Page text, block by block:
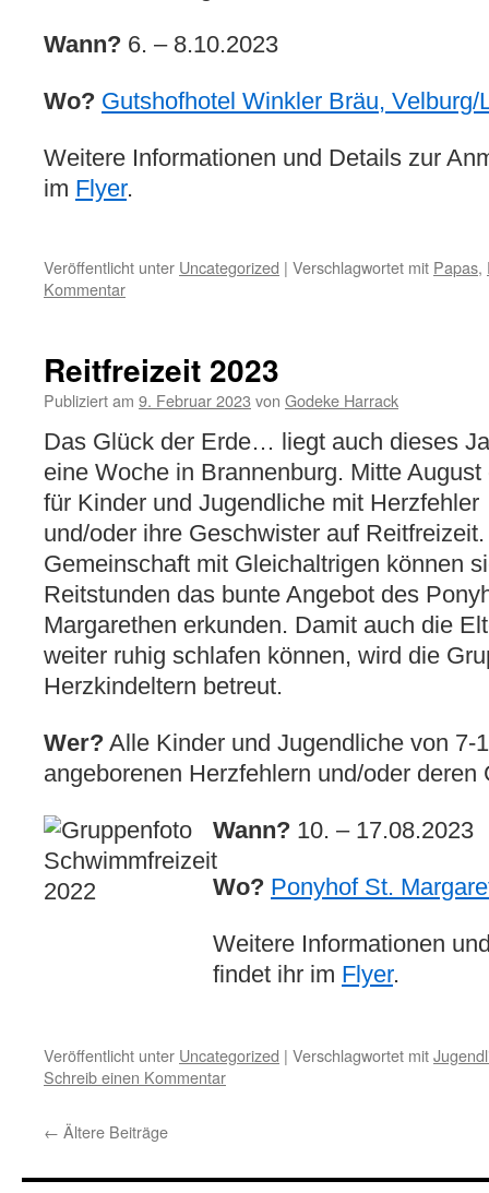
Wann? 6. – 8.10.2023
Wo? Gutshofhotel Winkler Bräu, Velburg/
Weitere Informationen und Details zur
im Flyer.
Veröffentlicht unter Uncategorized | Verschlagwortet mit Papas,
Kommentar
Reitfreizeit 2023
Publiziert am 9. Februar 2023 von Godeke Harrack
Das Glück der Erde… liegt auch dieses
eine Woche in Brannenburg. Mitte August
für Kinder und Jugendliche mit Herzfehler
und/oder ihre Geschwister auf
Gemeinschaft mit Gleichaltrigen können
Reitstunden das bunte Angebot des
Margarethen erkunden. Damit auch die
weiter ruhig schlafen können, wird die
Herzkindeltern betreut.
Wer? Alle Kinder und Jugendliche von 7-
angeborenen Herzfehlern und/oder deren
Wann? 10. – 17.08.2023
Wo? Ponyhof St.
Weitere Informationen
findet ihr im Flyer.
Veröffentlicht unter Uncategorized | Verschlagwortet mit
Schreib einen Kommentar
← Ältere Beiträge